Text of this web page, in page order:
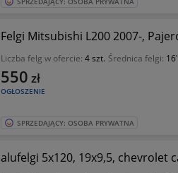
Felgi Mitsubishi L200 2007-,
Liczba felg w ofercie: 4 szt. Średnica felgi: 16"
OGŁOSZENIE
550 zł
SPRZEDAJĄCY: OSOBA PRYWATNA
alufelgi 5x120, 19x9,5, chevrolet